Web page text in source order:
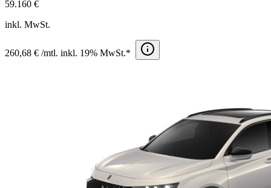
59.160 €
inkl. MwSt.
260,68 € /mtl. inkl. 19% MwSt.*